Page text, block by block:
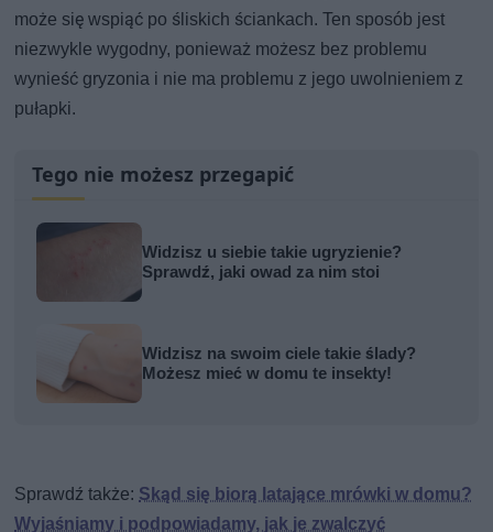
może się wspiąć po śliskich ściankach. Ten sposób jest
niezwykle wygodny, ponieważ możesz bez problemu
wynieść gryzonia i nie ma problemu z jego uwolnieniem z
pułapki.
Tego nie możesz przegapić
Widzisz u siebie takie ugryzienie?
Sprawdź, jaki owad za nim stoi
Widzisz na swoim ciele takie ślady?
Możesz mieć w domu te insekty!
Sprawdź także: Skąd się biorą latające mrówki w domu?
Wyjaśniamy i podpowiadamy, jak je zwalczyć